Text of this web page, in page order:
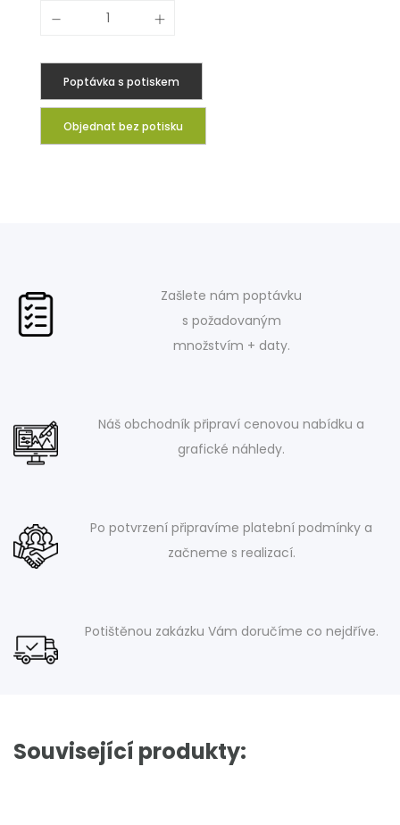
Poptávka s potiskem
Objednat bez potisku
Zašlete nám poptávku
s požadovaným
množstvím + daty.
Náš obchodník připraví cenovou nabídku a
grafické náhledy.
Po potvrzení připravíme platební podmínky a
začneme s realizací.
Potištěnou zakázku Vám doručíme co nejdříve.
Související produkty: